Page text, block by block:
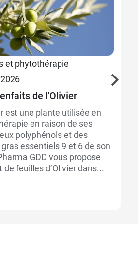
et phytothérapie
de l'Olivier
est une plante utilisée en
en raison de ses
polyphénols et des
essentiels 9 et 6 de son
GDD vous propose
de feuilles d’Olivier dans...